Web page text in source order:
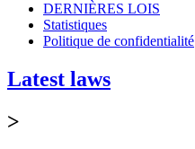
DERNIÈRES LOIS
Statistiques
Politique de confidentialité
Latest laws
>